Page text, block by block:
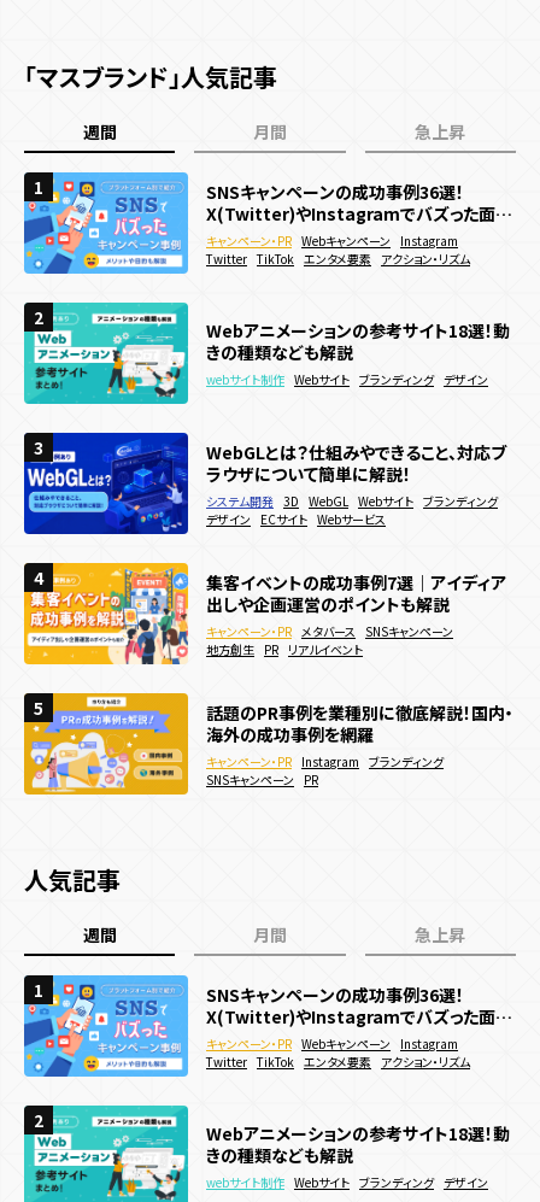
リアルイベント
メディアサイト ECサイト キャンペーンサイト
周年・CSRサイト
機能
多言語化機能 CMS機能
会員・ログイン機能 決済機能
キャンペーン目的別
認知拡大 販売促進 マーケティングデータ取得
新規顧客獲得施策 既存顧客向け施策 店舗誘引 EC誘引
ブランディング
会社情報
「マスブランド」人気記事
週間 月間 急上昇
1
SNSキャンペーンの成功事例36選！
X(Twitter)やInstagramでバズった面白
い企画を紹介
キャンペーン・PR Webキャンペーン
Instagram
Twitter TikTok エンタメ要素 アクション・リズム
2
Webアニメーションの参考サイト18選！動
きの種類なども解説
webサイト制作 Webサイト ブランディング デザイン
3
WebGLとは？仕組みやできること、対応ブ
ラウザについて簡単に解説！
システム開発 3D WebGL Webサイト ブランディング
デザイン
ECサイト Webサービス
4
集客イベントの成功事例7選｜アイディア
出しや企画運営のポイントも解説
キャンペーン・PR メタバース
SNSキャンペーン
地方創生 PR リアルイベント
5
話題のPR事例を業種別に徹底解説！国内・
海外の成功事例を網羅
キャンペーン・PR Instagram ブランディング
SNSキャンペーン
PR
1
SNSキャンペーンの成功事例36選！
X(Twitter)やInstagramでバズった面白
い企画を紹介
キャンペーン・PR Webキャンペーン
Instagram
Twitter TikTok エンタメ要素 アクション・リズム
2
WebGLとは？仕組みやできること、対応ブ
ラウザについて簡単に解説！
システム開発 Webサイト
デザイン ECサイト Webサービス
3
Webアニメーションの参考サイト18選！動
きの種類なども解説
webサイト制作 Webサイト ブランディング デザイン
4
Webサイトに3Dアニメーションを導入した
い！作り方やメリットを徹底解説
webサイト制作 3D WebGL
Webサイト
アニメーション
サービス・ブランドサイト
5
集客イベントの成功事例7選｜アイディア
出しや企画運営のポイントも解説
キャンペーン・PR メタバース
SNSキャンペーン
地方創生 PR リアルイベント
1
WebGL/theree.js参考サイト 日本・海外
最新事例39選
webサイト制作 3D Webキャンペーン WebGL
コーポレートサイト サービス・ブランドサイト メーカー
2
Webサイトに3Dアニメーションを導入した
い！作り方やメリットを徹底解説
webサイト制作
アニメーション
サービス・ブランドサイト メーカー
3
動きのあるWebサイトの作り方は？メリッ
トやデメリットも解説
webサイト制作 Webサイト ブランディング 販売促進
4
夏キャンペーン事例20選を紹介！メリット
や制作方法も解説！
デジタルスタンプラリー 認知拡大 販売促進
夏キャンペーン
人気投票・ランキング
5
ECサイトで効果的な販促キャンペーン施
策15選！効果的な実施方法などを解説
キャンペーン・PR Webキャンペーン ECサイト
人気記事
週間 月間 急上昇
1
SNSキャンペーンの成功事例36選！
X(Twitter)やInstagramでバズった面白
い企画を紹介
キャンペーン・PR Webキャンペーン
Instagram
Twitter TikTok エンタメ要素 アクション・リズム
2
Webアニメーションの参考サイト18選！動
きの種類なども解説
webサイト制作 Webサイト ブランディング デザイン
1
SNSキャンペーンの成功事例36選！
X(Twitter)やInstagramでバズった面白
い企画を紹介
キャンペーン・PR Webキャンペーン
Instagram
Twitter TikTok エンタメ要素 アクション・リズム
2
WebGLとは？仕組みやできること、対応ブ
ラウザについて簡単に解説！
システム開発 Webサイト
デザイン ECサイト Webサービス
1
WebGL/theree.js参考サイト 日本・海外
最新事例39選
webサイト制作 3D Webキャンペーン WebGL
コーポレートサイト サービス・ブランドサイト メーカー
2
Webサイトに3Dアニメーションを導入した
い！作り方やメリットを徹底解説
webサイト制作
アニメーション
サービス・ブランドサイト メーカー